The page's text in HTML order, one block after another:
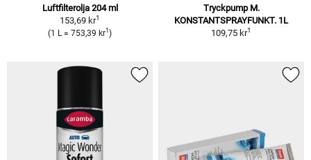
Luftfilterolja 204 ml
153,69 kr1
(1 L = 753,39 kr1 )
Tryckpump M.
KONSTANTSPRAYFUNKT. 1L
109,75 kr1